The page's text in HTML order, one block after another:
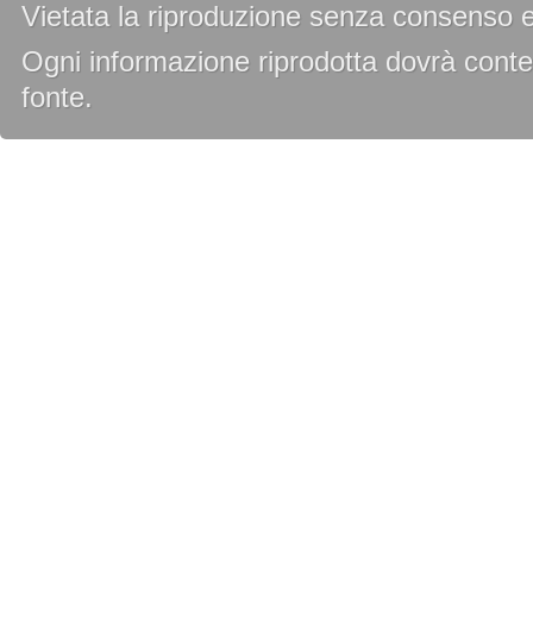
Vietata la riproduzione senza consenso
Ogni informazione riprodotta dovrà
fonte.